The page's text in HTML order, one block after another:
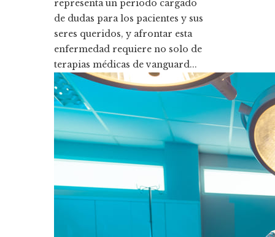
representa un periodo cargado
de dudas para los pacientes y sus
seres queridos, y afrontar esta
enfermedad requiere no solo de
terapias médicas de vanguard...